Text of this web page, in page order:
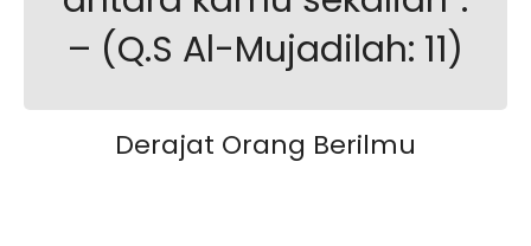
– (Q.S Al-Mujadilah: 11)
Derajat Orang Berilmu